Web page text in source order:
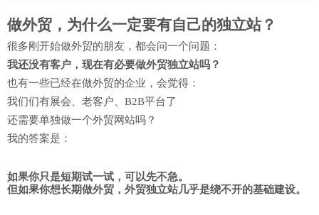
做外贸，为什么一定要有自己的独立站？
很多刚开始做外贸的朋友，都会问一个问题：
我还没有客户，现在有必要做外贸独立站吗？
也有一些已经在做外贸的企业，会觉得：
我们们有展会、老客户、B2B平台了
还需要单独做一个外贸网站吗？
我的答案是：
如果你只是短期试一试，可以先不急。
但如果你想长期做外贸，外贸独立站几乎是绕不开的基础建设。